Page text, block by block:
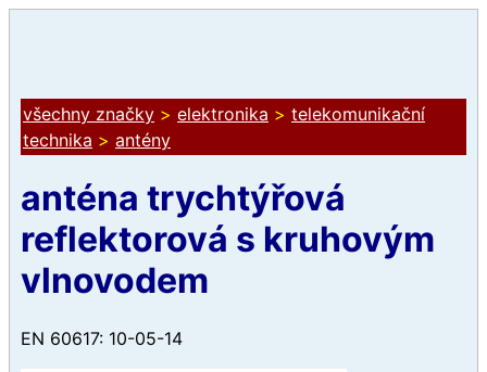
všechny značky > elektronika > telekomunikační
technika > antény
anténa trychtýřová
reflektorová s kruhovým
vlnovodem
EN 60617: 10-05-14